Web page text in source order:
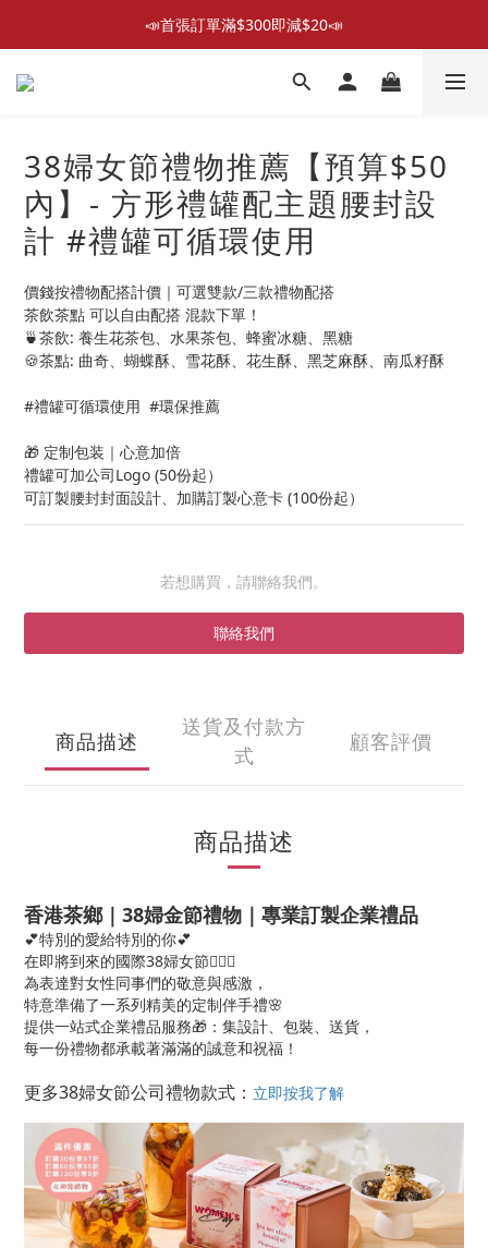
📣首張訂單滿$300即減$20📣
📣首張訂單滿$300即減$20📣
散水回禮禮物 滿件再折優惠🎉
📣首張訂單滿$300即減$20📣
38婦女節禮物推薦【預算$50
內】- 方形禮罐配主題腰封設
計 #禮罐可循環使用
價錢按禮物配搭計價｜可選雙款/三款禮物配搭
茶飲茶點 可以自由配搭 混款下單！
🍵茶飲: 養生花茶包、水果茶包、蜂蜜冰糖、黑糖
🍪茶點: 曲奇、蝴蝶酥、雪花酥、花生酥、黑芝麻酥、南瓜籽酥
#禮罐可循環使用  #環保推薦
🎁 定制包装｜心意加倍
禮罐可加公司Logo (50份起）
可訂製腰封封面設計、加購訂製心意卡 (100份起）
若想購買，請聯絡我們。
聯絡我們
商品描述
送貨及付款方
式
顧客評價
商品描述
香港茶鄉｜38婦金節禮物｜專業訂製企業禮品
💕特別的愛給特別的你💕
在即將到來的國際38婦女節👱🏻‍♀️
為表達對女性同事們的敬意與感激，
特意準備了一系列精美的定制伴手禮🌸
提供一站式企業禮品服務🎁 ：集設計、包裝、送貨，
每一份禮物都承載著滿滿的誠意和祝福！
更多38婦女節公司禮物款式： 立即按我了解